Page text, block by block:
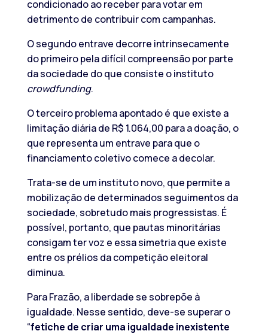
condicionado ao receber para votar em
detrimento de contribuir com campanhas.
O segundo entrave decorre intrinsecamente
do primeiro pela difícil compreensão por parte
da sociedade do que consiste o instituto
crowdfunding.
O terceiro problema apontado é que existe a
limitação diária de R$ 1.064,00 para a doação, o
que representa um entrave para que o
financiamento coletivo comece a decolar.
Trata-se de um instituto novo, que permite a
mobilização de determinados seguimentos da
sociedade, sobretudo mais progressistas. É
possível, portanto, que pautas minoritárias
consigam ter voz e essa simetria que existe
entre os prélios da competição eleitoral
diminua.
Para Frazão, a liberdade se sobrepõe à
igualdade. Nesse sentido, deve-se superar o
“fetiche de criar uma igualdade inexistente